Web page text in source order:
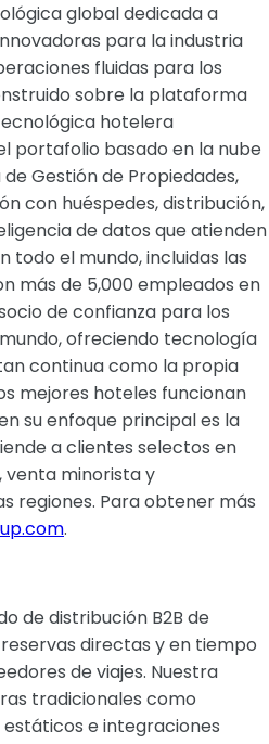
global dedicada a
para la industria
fluidas para los
sobre la plataforma
hotelera
portafolio basado en la nube
Gestión de Propiedades,
con huéspedes, distribución,
de datos que atienden
todo el mundo, incluidas las
más de 5,000 empleados en
de confianza para los
ofreciendo tecnología
continua como la propia
mejores hoteles funcionan
su enfoque principal es la
a clientes selectos en
venta minorista y
regiones. Para obtener más
.
de distribución B2B de
directas y en tiempo
de viajes. Nuestra
tradicionales como
e integraciones